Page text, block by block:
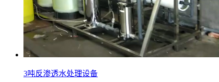
3吨反渗透水处理设备